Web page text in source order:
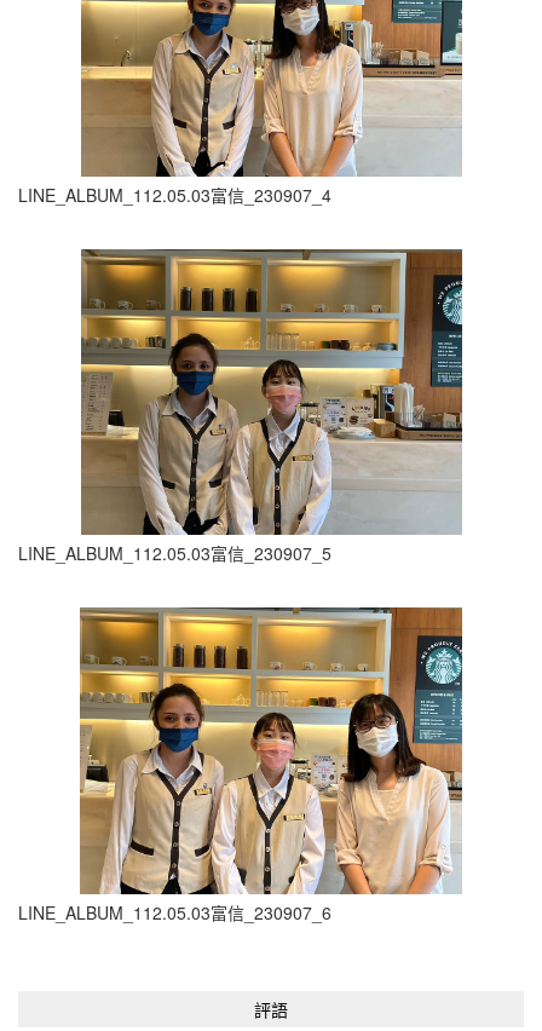
LINE_ALBUM_112.05.03富信_230907_4
LINE_ALBUM_112.05.03富信_230907_5
LINE_ALBUM_112.05.03富信_230907_6
評語